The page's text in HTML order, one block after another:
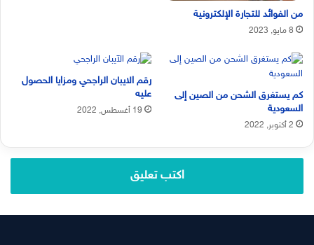
من الفوائد للتجارة الإلكترونية
8 مايو, 2023
كم يستغرق الشحن من الصين إلى
السعودية
2 أكتوبر, 2022
رقم الايبان الراجحي ومزايا الحصول
عليه
19 أغسطس, 2022
اكتب تعليق